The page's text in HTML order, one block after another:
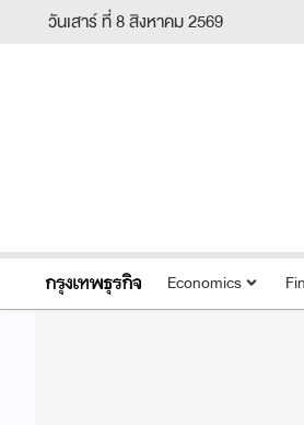
วันเสาร์ ที่ 8 สิงหาคม 2569
Economics